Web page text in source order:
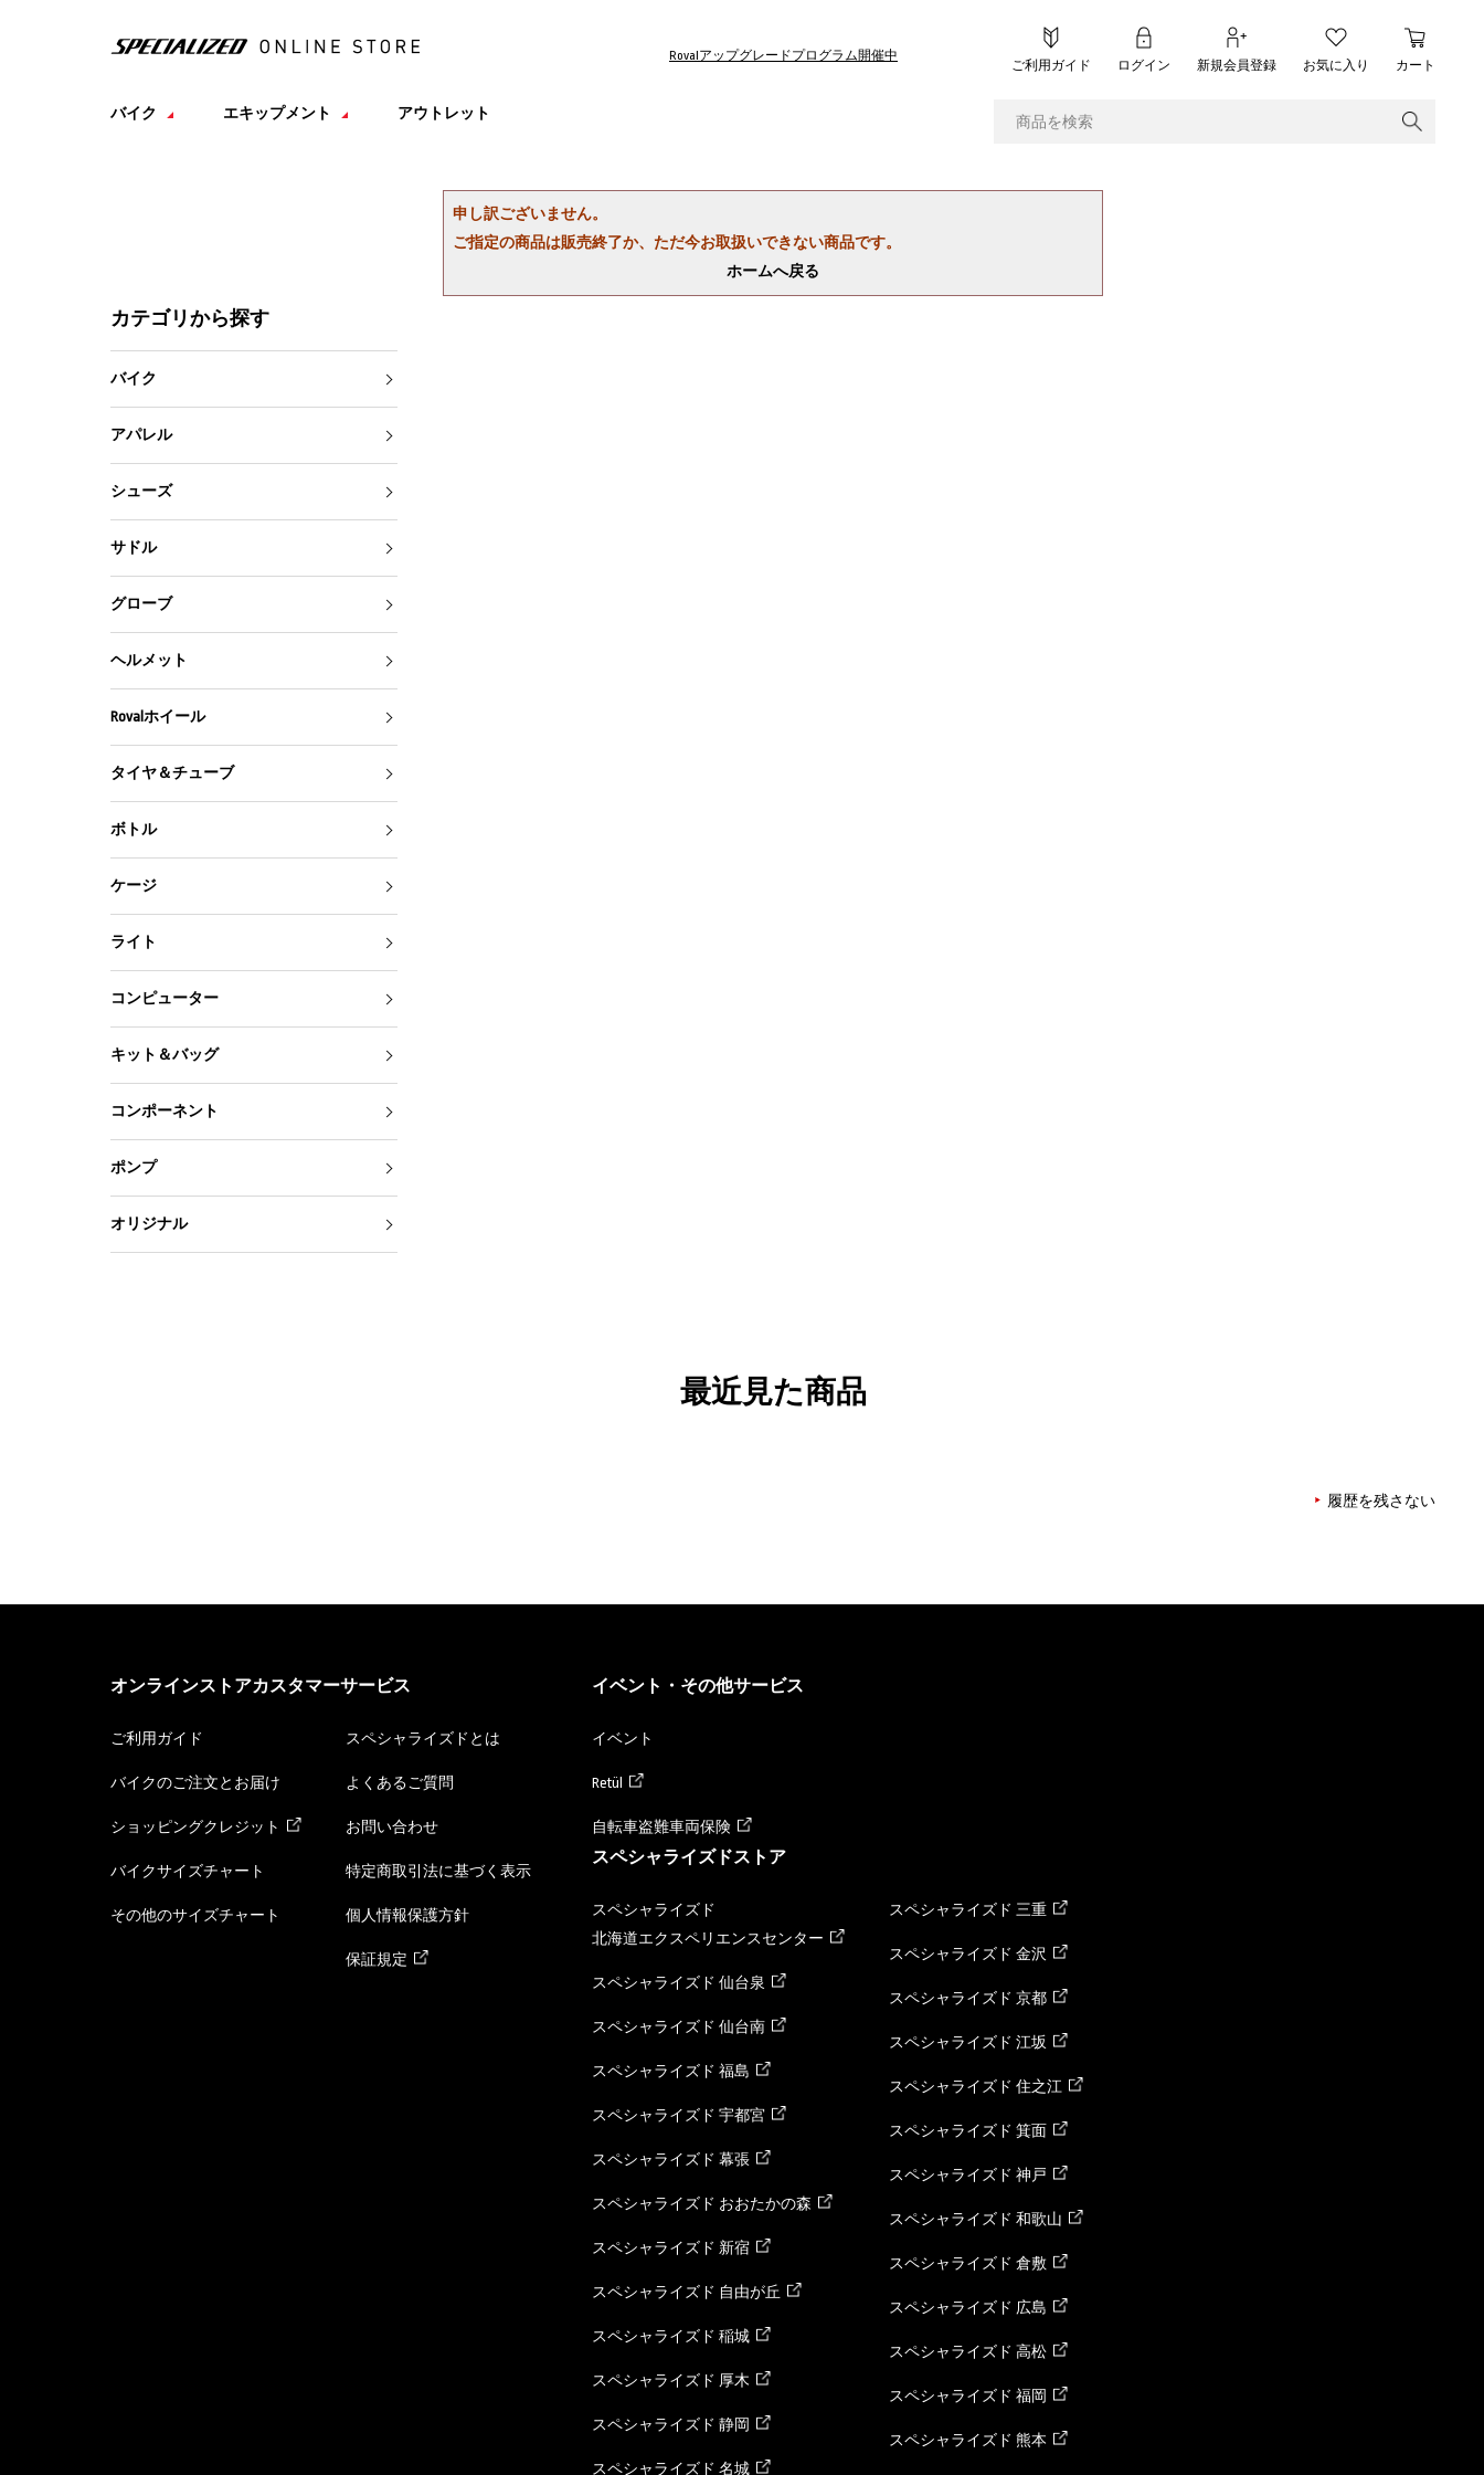
Rovalアップグレードプログラム開催中
ご利用ガイド ログイン 新規会員登録 お気に入り カート
バイク エキップメント アウトレット
申し訳ございません。
ご指定の商品は販売終了か、ただ今お取扱いできない商品です。
ホームへ戻る
カテゴリから探す
バイク
アパレル
シューズ
サドル
グローブ
ヘルメット
Rovalホイール
タイヤ＆チューブ
ボトル
ケージ
ライト
コンピューター
キット＆バッグ
コンポーネント
ポンプ
オリジナル
最近見た商品
履歴を残さない
オンラインストアカスタマーサービス
ご利用ガイド
バイクのご注文とお届け
ショッピングクレジット
バイクサイズチャート
その他のサイズチャート
スペシャライズドとは
よくあるご質問
お問い合わせ
特定商取引法に基づく表示
個人情報保護方針
保証規定
イベント・その他サービス
イベント
Retül
自転車盗難車両保険
スペシャライズドストア
スペシャライズド
北海道エクスペリエンスセンター
スペシャライズド 仙台泉
スペシャライズド 仙台南
スペシャライズド 福島
スペシャライズド 宇都宮
スペシャライズド 幕張
スペシャライズド おおたかの森
スペシャライズド 新宿
スペシャライズド 自由が丘
スペシャライズド 稲城
スペシャライズド 厚木
スペシャライズド 静岡
スペシャライズド 名城
スペシャライズド 三重
スペシャライズド 金沢
スペシャライズド 京都
スペシャライズド 江坂
スペシャライズド 住之江
スペシャライズド 箕面
スペシャライズド 神戸
スペシャライズド 和歌山
スペシャライズド 倉敷
スペシャライズド 広島
スペシャライズド 高松
スペシャライズド 福岡
スペシャライズド 熊本